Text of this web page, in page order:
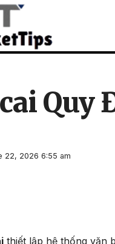
Quy
22, 2026 6:55 am
thiết lập hệ thống văn